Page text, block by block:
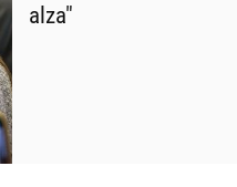
alza"